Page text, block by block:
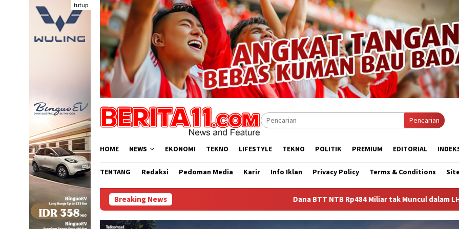
tutup
Pencarian
HOME NEWS EKONOMI TEKNO LIFESTYLE TEKNO POLITIK PREMIUM EDITORIAL
TENTANG Redaksi Pedoman Media Karir Info Iklan Privacy Policy Terms & Conditions
Breaking News Dana BTT NTB Rp484 Miliar tak Muncul dalam LHP BPK,